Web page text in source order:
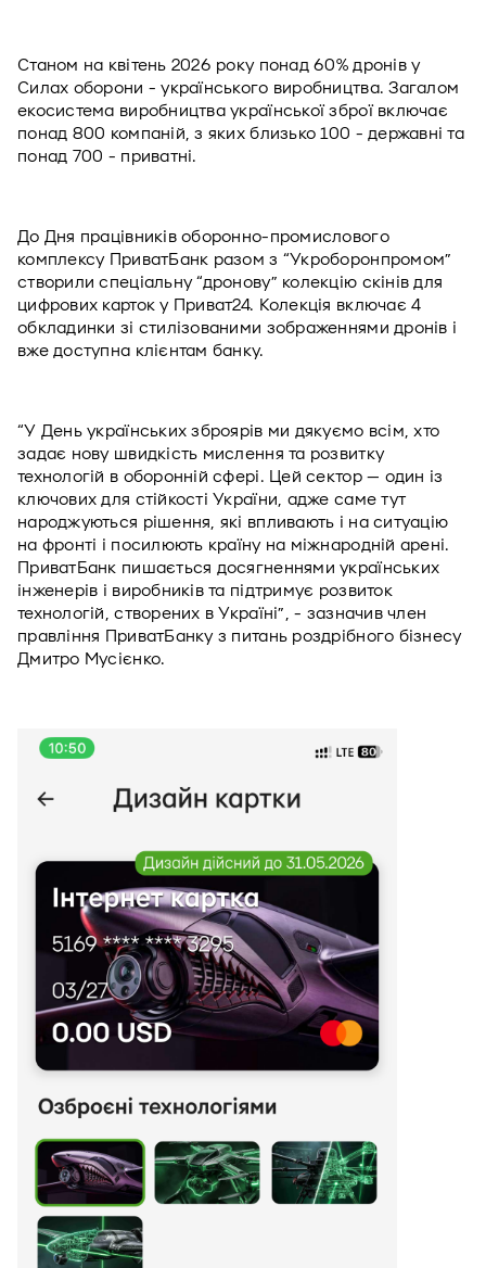
Станом на квітень 2026 року понад 60% дронів у
Силах оборони - українського виробництва. Загалом
екосистема виробництва української зброї включає
понад 800 компаній, з яких близько 100 - державні та
понад 700 - приватні.
До Дня працівників оборонно-промислового
комплексу ПриватБанк разом з “Укроборонпромом”
створили спеціальну “дронову” колекцію скінів для
цифрових карток у Приват24. Колекція включає 4
обкладинки зі стилізованими зображеннями дронів і
вже доступна клієнтам банку.
“У День українських зброярів ми дякуємо всім, хто
задає нову швидкість мислення та розвитку
технологій в оборонній сфері. Цей сектор — один із
ключових для стійкості України, адже саме тут
народжуються рішення, які впливають і на ситуацію
на фронті і посилюють країну на міжнародній арені.
ПриватБанк пишається досягненнями українських
інженерів і виробників та підтримує розвиток
технологій, створених в Україні”, - зазначив член
правління ПриватБанку з питань роздрібного бізнесу
Дмитро Мусієнко.